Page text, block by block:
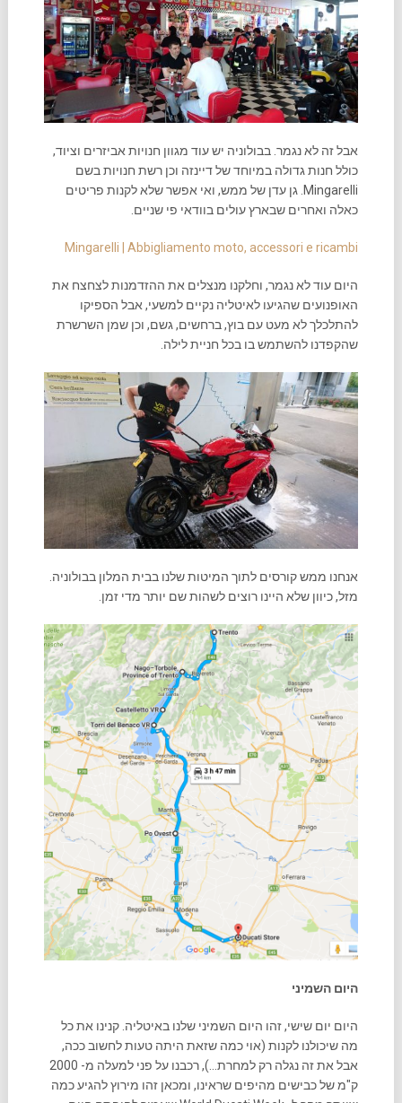
אבל זה לא נגמר. בבולוניה יש עוד מגוון חנויות אביזרים וציוד,
כולל חנות גדולה במיוחד של דיינזה וכן רשת חנויות בשם
Mingarelli. גן עדן של ממש, ואי אפשר שלא לקנות פריטים
כאלה ואחרים שבארץ עולים בוודאי פי שניים.
Mingarelli | Abbigliamento moto, accessori e ricambi
היום עוד לא נגמר, וחלקנו מנצלים את ההזדמנות לצחצח את
האופנועים שהגיעו לאיטליה נקיים למשעי, אבל הספיקו
להתלכלך לא מעט עם בוץ, ברחשים, גשם, וכן שמן השרשרת
שהקפדנו להשתמש בו בכל חניית לילה.
אנחנו ממש קורסים לתוך המיטות שלנו בבית המלון בבולוניה.
מזל, כיוון שלא היינו רוצים לשהות שם יותר מדי זמן.
היום השמיני
היום יום שישי, זהו היום השמיני שלנו באיטליה. קנינו את כל
מה שיכולנו לקנות (אוי כמה שזאת היתה טעות לחשוב ככה,
אבל את זה נגלה רק למחרת…), רכבנו על פני למעלה מ- 2000
ק"מ של כבישים מהיפים שראינו, ומכאן זהו מירוץ להגיע כמה